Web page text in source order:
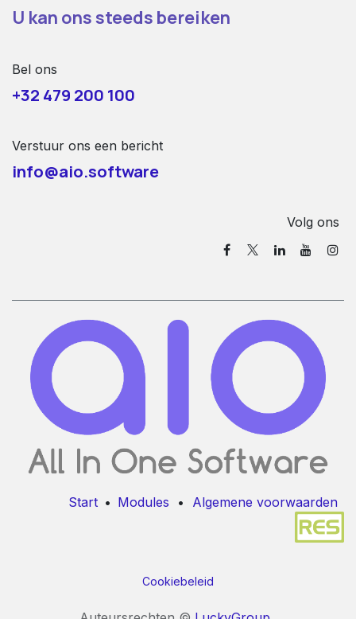
U kan ons steeds bereiken
Bel ons
+32 479 200 100
Verstuur ons een bericht
info@aio.software
Volg ons
Start • Modules • Algemene voorwaarden
Cookiebeleid